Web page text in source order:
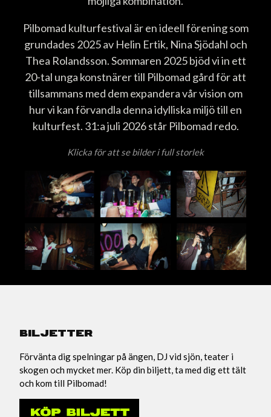
Pilbomad kulturfestival är en ideell förening som
grundades 2025 av Helin Ertik, Nina Sjödahl och
Thea Rolandsson. Sommaren 2025 bjöd vi in ett
20-tal unga konstnärer till Pilbomad gård för att
tillsammans med dem expandera vår vision om
hur vi kan förvandla denna idylliska miljö till en
kulturfest. 31:a juli 2026 står Pilbomad redo.
Klicka för att se bilder i full storlek
BILJETTER
Förvänta dig spelningar på ängen, DJ vid sjön, teater i
skogen och mycket mer. Köp din biljett, ta med dig ett tält
och kom till Pilbomad!